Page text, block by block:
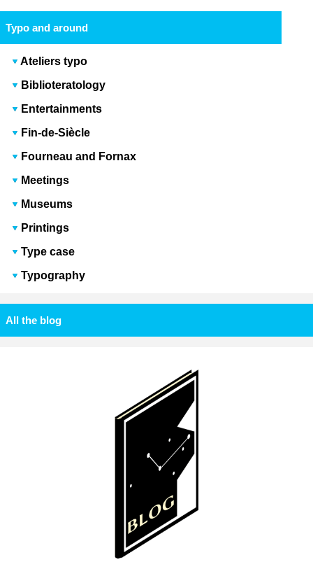
Typo and around
Ateliers typo
Biblioteratology
Entertainments
Fin-de-Siècle
Fourneau and Fornax
Meetings
Museums
Printings
Type case
Typography
All the blog